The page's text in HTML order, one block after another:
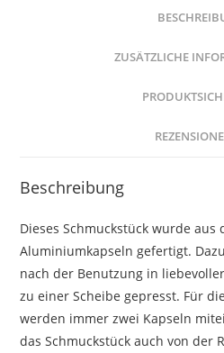
ZUSÄTZLICHE
Beschreibung
Dieses Schmuckstück wurde aus
Aluminiumkapseln gefertigt.
nach der Benutzung in
zu einer Scheibe gepresst. Für
werden immer zwei Kapseln
das Schmuckstück auch von der